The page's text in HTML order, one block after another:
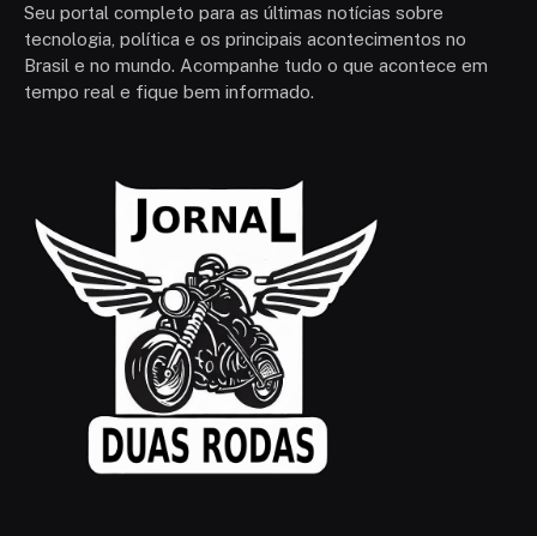
Seu portal completo para as últimas notícias sobre
tecnologia, política e os principais acontecimentos no
Brasil e no mundo. Acompanhe tudo o que acontece em
tempo real e fique bem informado.